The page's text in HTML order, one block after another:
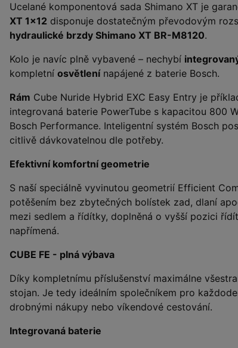
Ucelané komponentová sada Shimano XT je
XT 1x12 disponuje dostatečným převodovým
hydraulické brzdy Shimano XT BR-M8120.
Kolo je navíc plně vybavené – nechybí
kompletní osvětlenínapájené z baterie Bosch.
Rám Cube Nuride Hybrid EXC Easy Entry je
integrovaná baterie PowerTube s kapacitou 800
Bosch Performance. Inteligentní systém Bosch
citlivě dávkovatelnou dle potřeby.
Efektivní komfortní geometrie
S naší speciálně vyvinutou geometrií Efficient
potěšením bez zbytečných bolístek zad, dlaní
mezi sedlem a řídítky, doplněná o vyšší pozici
napřímená.
CUBE FE - plná výbava
Díky kompletnímu příslušenství maximálne
stojan. Je tedy ideálním společníkem pro
drobnými nákupy nebo víkendové cestování.
Integrovaná baterie